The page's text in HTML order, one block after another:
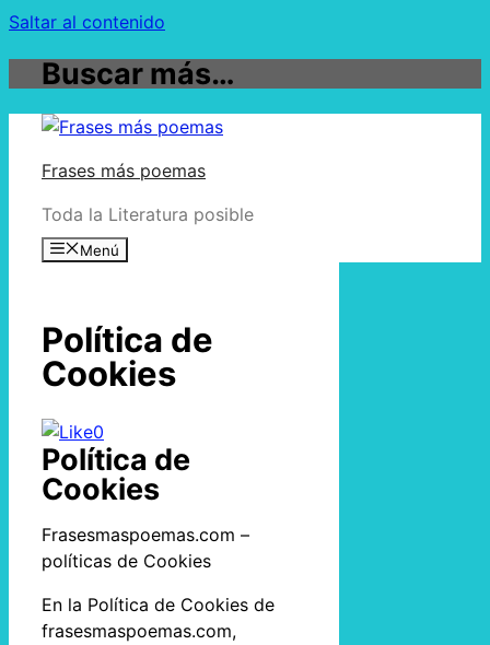
Saltar al contenido
Buscar más…
Frases más poemas
Toda la Literatura posible
Menú
Política de
Cookies
0
Política de
Cookies
Frasesmaspoemas.com –
políticas de Cookies
En la Política de Cookies de
frasesmaspoemas.com,